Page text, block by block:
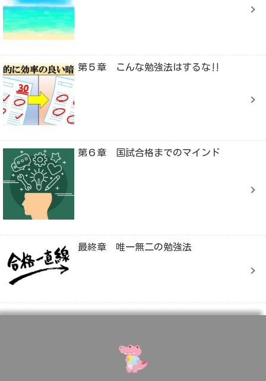
第５章 こんな勉強法はするな‼
第６章 国試合格までのマインド
最終章 唯一無二の勉強法